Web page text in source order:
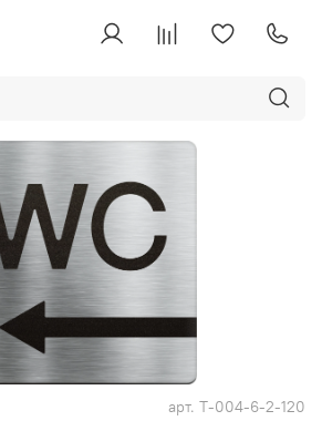
арт. Т-004-6-2-120